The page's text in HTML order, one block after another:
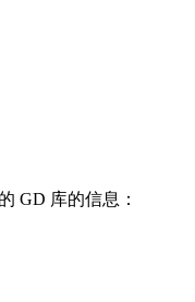
GD 库的信息：